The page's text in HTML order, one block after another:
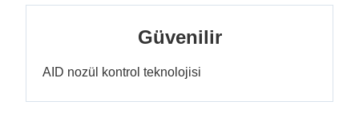
Güvenilir
AID nozül kontrol teknolojisi